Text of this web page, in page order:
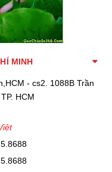
MINH
- cs2. 1088B Trần
HCM